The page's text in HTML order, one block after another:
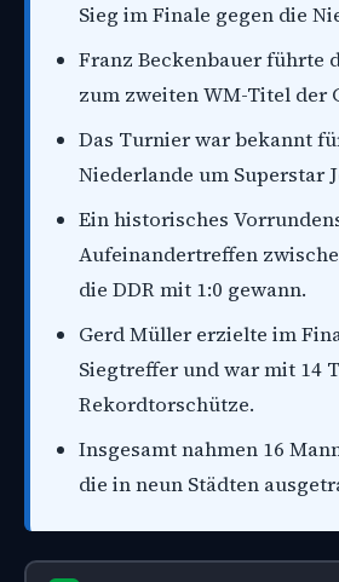
Sieg im Finale gegen die
Franz Beckenbauer führte
zum zweiten WM-Titel der
Das Turnier war bekannt
Niederlande um Superstar
Ein historisches
Aufeinandertreffen
die DDR mit 1:0 gewann.
Gerd Müller erzielte im
Siegtreffer und war mit 14
Rekordtorschütze.
Insgesamt nahmen 16
die in neun Städten